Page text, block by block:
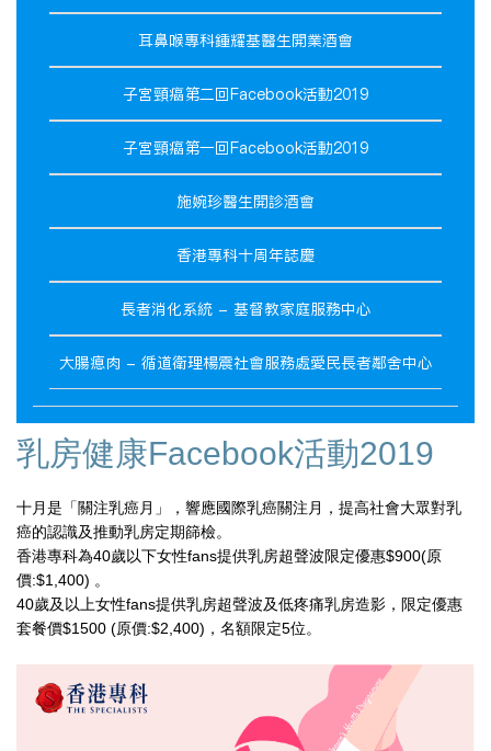
耳鼻喉專科鍾耀基醫生開業酒會
子宮頸癌第二回Facebook活動2019
子宮頸癌第一回Facebook活動2019
施婉珍醫生開診酒會
香港專科十周年誌慶
長者消化系統 - 基督教家庭服務中心
大腸瘜肉 - 循道衛理楊震社會服務處愛民長者鄰舍中心
乳房健康Facebook活動2019
十月是「關注乳癌月」，響應國際乳癌關注月，提高社會大眾對乳
癌的認識及推動乳房定期篩檢。
香港專科為40歲以下女性fans提供乳房超聲波限定優惠$900(原
價:$1,400) 。
40歲及以上女性fans提供乳房超聲波及低疼痛乳房造影，限定優惠
套餐價$1500 (原價:$2,400)，名額限定5位。